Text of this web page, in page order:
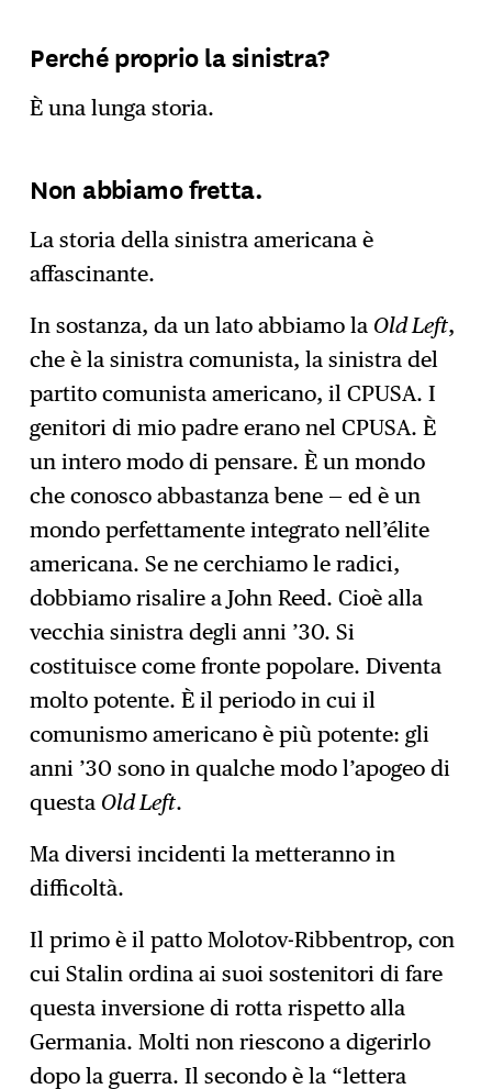
Perché proprio la sinistra?
È una lunga storia.
Non abbiamo fretta.
La storia della sinistra americana è
affascinante.
In sostanza, da un lato abbiamo la Old Left,
che è la sinistra comunista, la sinistra del
partito comunista americano, il CPUSA. I
genitori di mio padre erano nel CPUSA. È
un intero modo di pensare. È un mondo
che conosco abbastanza bene — ed è un
mondo perfettamente integrato nell’élite
americana. Se ne cerchiamo le radici,
dobbiamo risalire a John Reed. Cioè alla
vecchia sinistra degli anni ’30. Si
costituisce come fronte popolare. Diventa
molto potente. È il periodo in cui il
comunismo americano è più potente: gli
anni ’30 sono in qualche modo l’apogeo di
questa Old Left.
Ma diversi incidenti la metteranno in
difficoltà.
Il primo è il patto Molotov-Ribbentrop, con
cui Stalin ordina ai suoi sostenitori di fare
questa inversione di rotta rispetto alla
Germania. Molti non riescono a digerirlo
dopo la guerra. Il secondo è la “lettera